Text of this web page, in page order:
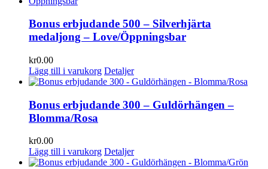
Bonus erbjudande 500 – Silverhjärta
medaljong – Love/Öppningsbar
kr0.00
Lägg till i varukorg Detaljer
Bonus erbjudande 300 – Guldörhängen –
Blomma/Rosa
kr0.00
Lägg till i varukorg Detaljer